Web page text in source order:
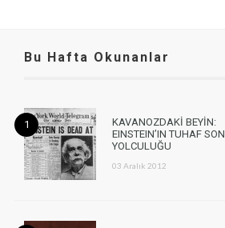
Bu Hafta Okunanlar
KAVANOZDAKİ BEYİN:
EINSTEIN’IN TUHAF SON
YOLCULUĞU
03 Aralık 2012